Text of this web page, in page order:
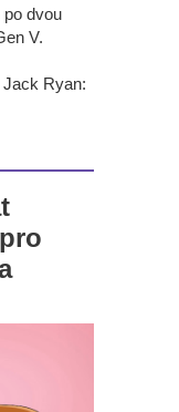
po dvou
V.
Ryan: